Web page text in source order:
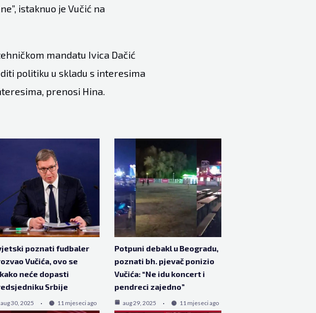
istaknuo je Vučić na
mandatu Ivica Dačić
politiku u skladu s interesima
prenosi Hina.
poznati fudbaler
Vučića, ovo se
neće dopasti
Srbije
aug 30, 2025 11 mjeseci ago
Potpuni debakl u Beogradu,
poznati bh. pjevač ponizio
Vučića: “Ne idu koncert i
pendreci zajedno”
aug 29, 2025 11 mjeseci ago